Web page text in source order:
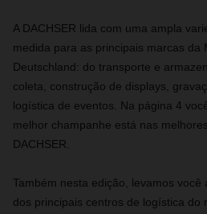
A DACHSER lida com uma ampla
medida para as principais marcas da
Deutschland: do transporte e
coleta, construção de displays,
logística de eventos. Na página 4
melhor champanhe está nas
DACHSER.
Também nesta edição, levamos
dos principais centros de logística do